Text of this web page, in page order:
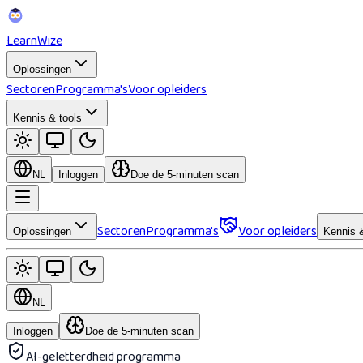
LearnWize
Oplossingen
SectorenProgramma'sVoor opleiders
Kennis & tools
NL Inloggen Doe de 5-minuten scan
Oplossingen SectorenProgramma's Voor opleiders Kennis
NL
Inloggen Doe de 5-minuten scan
AI-geletterdheid programma